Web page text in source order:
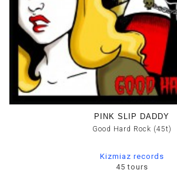
PINK SLIP DADDY
Good Hard Rock (45t)
Kizmiaz records
45 tours